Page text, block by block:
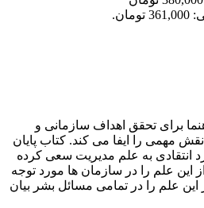
برای تحقق اهداف سازمانی و
مهمی را ایفا می کند. کتاب پایان
انتقادی به علم مدیریت سعی کرده
این علم را در سازمان ها مورد توجه
این علم را در تمامی مسائل بشر بیان